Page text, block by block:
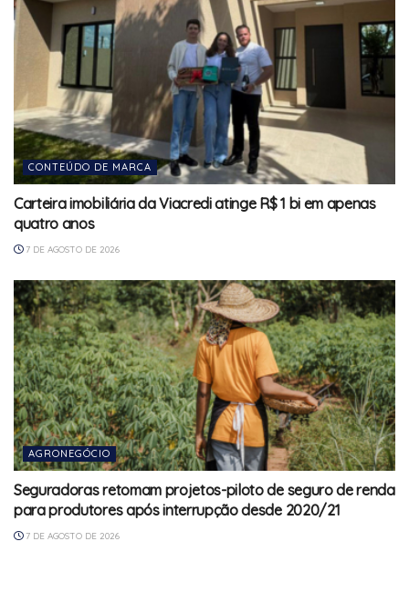
CONTEÚDO DE MARCA
Carteira imobiliária da Viacredi atinge R$ 1 bi em apenas
quatro anos
7 DE AGOSTO DE 2026
AGRONEGÓCIO
Seguradoras retomam projetos-piloto de seguro de renda
para produtores após interrupção desde 2020/21
7 DE AGOSTO DE 2026